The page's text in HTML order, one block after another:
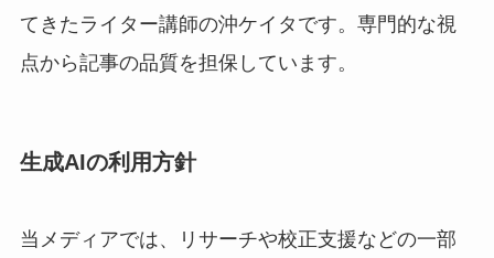
てきたライター講師の沖ケイタです。専門的な視
点から記事の品質を担保しています。
生成AIの利用方針
当メディアでは、リサーチや校正支援などの一部